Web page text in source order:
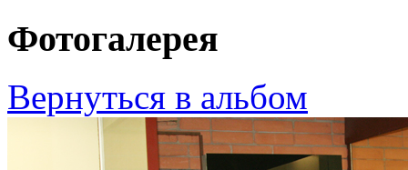
Фотогалерея
Вернуться в альбом